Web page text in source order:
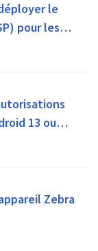
le
pour les
13 ou
Zebra